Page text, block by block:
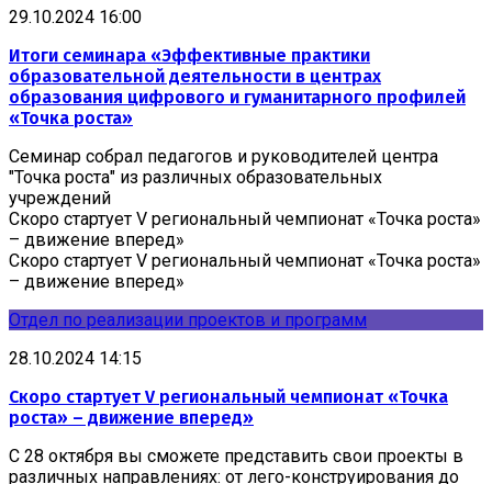
29.10.2024 16:00
Итоги семинара «Эффективные практики
образовательной деятельности в центрах
образования цифрового и гуманитарного профилей
«Точка роста»
Семинар собрал педагогов и руководителей центра
"Точка роста" из различных образовательных
учреждений
Скоро стартует V региональный чемпионат «Точка роста»
– движение вперед»
Скоро стартует V региональный чемпионат «Точка роста»
– движение вперед»
Отдел по реализации проектов и программ
28.10.2024 14:15
Скоро стартует V региональный чемпионат «Точка
роста» – движение вперед»
С 28 октября вы сможете представить свои проекты в
различных направлениях: от лего-конструирования до